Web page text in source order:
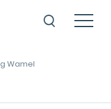
Wamel